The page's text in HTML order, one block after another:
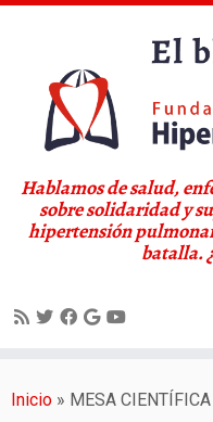
Hablamos de salud,
sobre solidaridad y
hipertensión
batalla.
Inicio » MESA CIENTÍFICA